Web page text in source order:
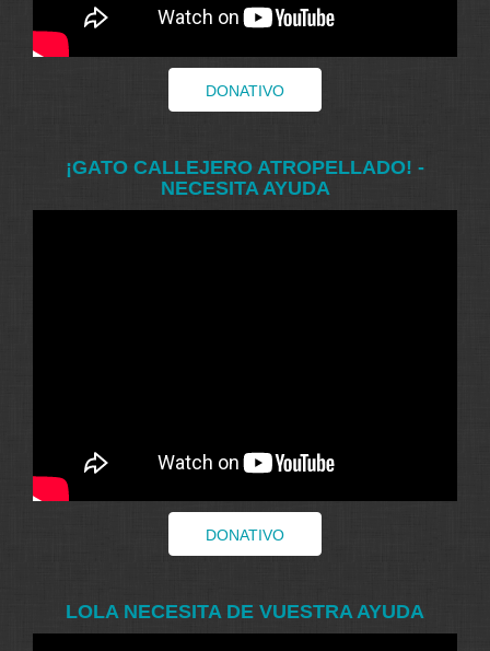
DONATIVO
¡GATO CALLEJERO ATROPELLADO! -
NECESITA AYUDA
DONATIVO
LOLA NECESITA DE VUESTRA AYUDA